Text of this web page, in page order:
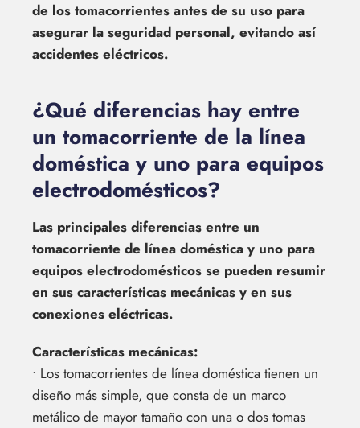
de los tomacorrientes antes de su uso para
asegurar la seguridad personal, evitando así
accidentes eléctricos.
¿Qué diferencias hay entre
un tomacorriente de la línea
doméstica y uno para equipos
electrodomésticos?
Las principales diferencias entre un
tomacorriente de línea doméstica y uno para
equipos electrodomésticos se pueden resumir
en sus características mecánicas y en sus
conexiones eléctricas.
Características mecánicas:
• Los tomacorrientes de línea doméstica tienen un
diseño más simple, que consta de un marco
metálico de mayor tamaño con una o dos tomas